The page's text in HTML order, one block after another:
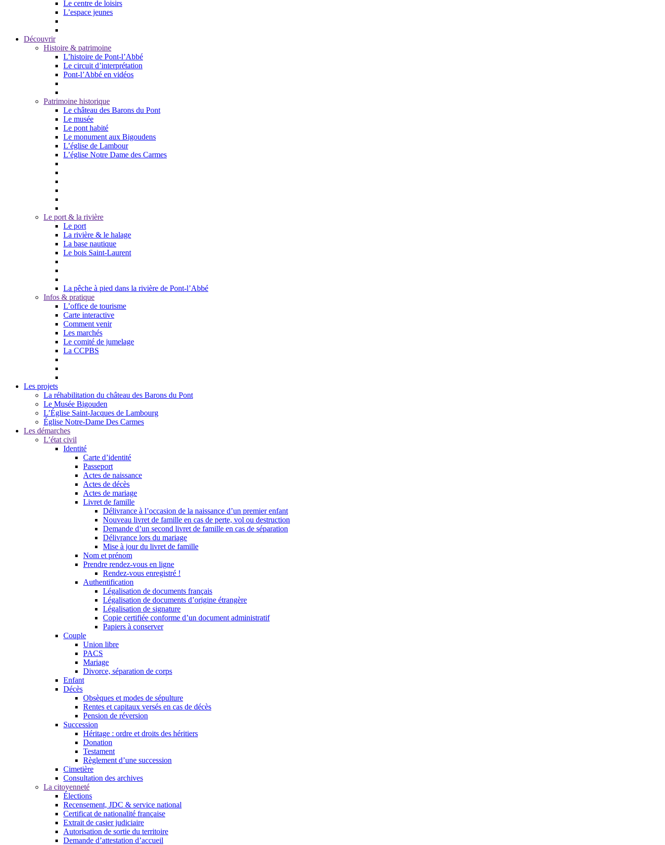
Le centre de loisirs
L’espace jeunes
Découvrir
Histoire & patrimoine
L’histoire de Pont-l’Abbé
Le circuit d’interprétation
Pont-l’Abbé en vidéos
Patrimoine historique
Le château des Barons du Pont
Le musée
Le pont habité
Le monument aux Bigoudens
L’église de Lambour
L’église Notre Dame des Carmes
Le port & la rivière
Le port
La rivière & le halage
La base nautique
Le bois Saint-Laurent
La pêche à pied dans la rivière de Pont-l’Abbé
Infos & pratique
L’office de tourisme
Carte interactive
Comment venir
Les marchés
Le comité de jumelage
La CCPBS
Les projets
La réhabilitation du château des Barons du Pont
Le Musée Bigouden
L’Église Saint-Jacques de Lambourg
Église Notre-Dame Des Carmes
Les démarches
L’état civil
Identité
Carte d’identité
Passeport
Actes de naissance
Actes de décès
Actes de mariage
Livret de famille
Délivrance à l’occasion de la naissance d’un premier enfant
Nouveau livret de famille en cas de perte, vol ou destruction
Demande d’un second livret de famille en cas de séparation
Délivrance lors du mariage
Mise à jour du livret de famille
Nom et prénom
Prendre rendez-vous en ligne
Rendez-vous enregistré !
Authentification
Légalisation de documents français
Légalisation de documents d’origine étrangère
Légalisation de signature
Copie certifiée conforme d’un document administratif
Papiers à conserver
Couple
Union libre
PACS
Mariage
Divorce, séparation de corps
Enfant
Décès
Obsèques et modes de sépulture
Rentes et capitaux versés en cas de décès
Pension de réversion
Succession
Héritage : ordre et droits des héritiers
Donation
Testament
Règlement d’une succession
Cimetière
Consultation des archives
La citoyenneté
Élections
Recensement, JDC & service national
Certificat de nationalité française
Extrait de casier judiciaire
Autorisation de sortie du territoire
Demande d’attestation d’accueil